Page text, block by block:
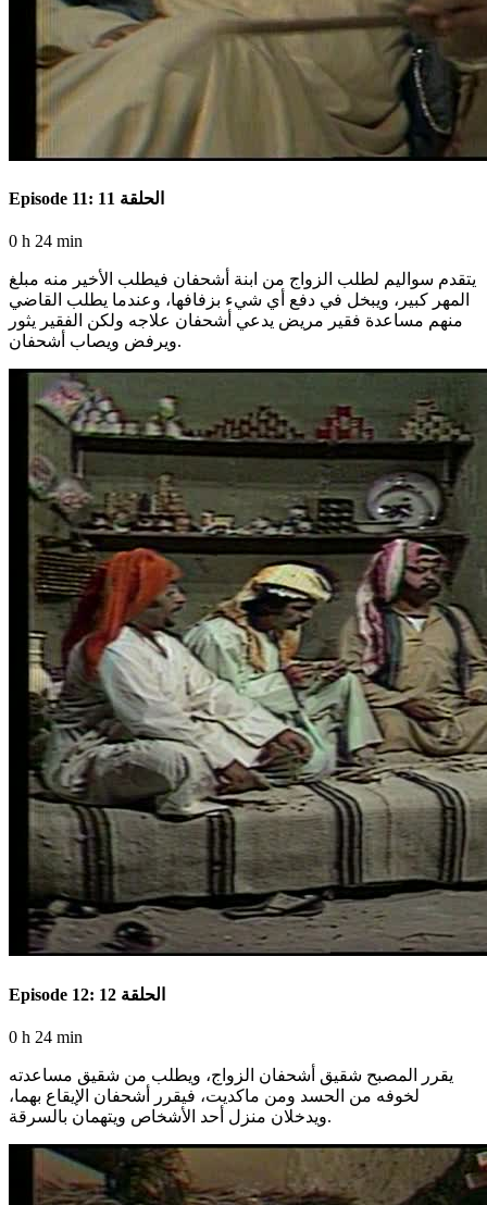
Episode 11: الحلقة 11
0 h 24 min
يتقدم سواليم لطلب الزواج من ابنة أشحفان فيطلب الأخير منه مبلغ
المهر كبير، ويبخل في دفع أي شيء بزفافها، وعندما يطلب القاضي
منهم مساعدة فقير مريض يدعي أشحفان علاجه ولكن الفقير يثور
ويرفض ويصاب أشحفان.
Episode 12: الحلقة 12
0 h 24 min
يقرر المصبح شقيق أشحفان الزواج، ويطلب من شقيق مساعدته
لخوفه من الحسد ومن ماكديت، فيقرر أشحفان الإيقاع بهما،
ويدخلان منزل أحد الأشخاص ويتهمان بالسرقة.